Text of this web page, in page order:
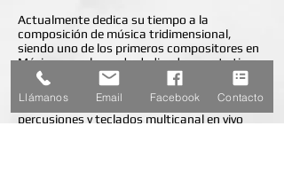
Actualmente dedica su tiempo a la
composición de música tridimensional,
siendo uno de los primeros compositores en
México y en el mundo dedicados a este tipo
de música como formato (por un lado por la
vía sinfónica y por otro por el rock
experimental). Ha inventado/programado
percusiones y teclados multicanal en vivo
Llámanos Email Facebook Contacto